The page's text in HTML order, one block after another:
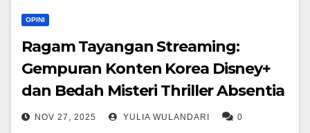
OPINI
Ragam Tayangan Streaming:
Gempuran Konten Korea Disney+
dan Bedah Misteri Thriller Absentia
NOV 27, 2025 YULIA WULANDARI 0